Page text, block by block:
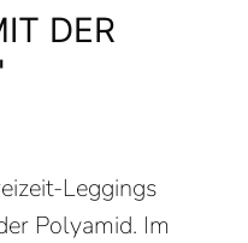
DER
Leggings
Polyamid. Im